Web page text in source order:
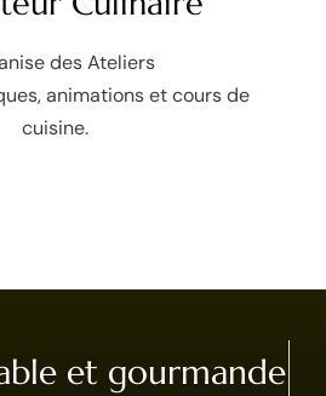
desAteliers
animations etcours de
cuisine.
et gourmande